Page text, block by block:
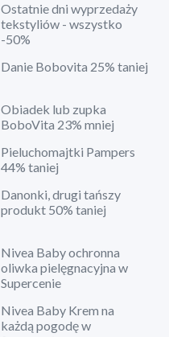
Ostatnie dni wyprzedaży
tekstyliów - wszystko
-50%
Danie Bobovita 25% taniej
Obiadek lub zupka
BoboVita 23% mniej
Pieluchomajtki Pampers
44% taniej
Danonki, drugi tańszy
produkt 50% taniej
Nivea Baby ochronna
oliwka pielęgnacyjna w
Supercenie
Nivea Baby Krem na
każdą pogodę w